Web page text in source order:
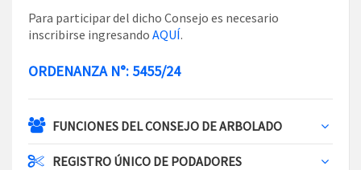
Para participar del dicho Consejo es necesario
inscribirse ingresando AQUÍ.
ORDENANZA N°: 5455/24
FUNCIONES DEL CONSEJO DE ARBOLADO
REGISTRO ÚNICO DE PODADORES